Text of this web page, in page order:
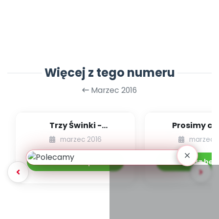
Więcej z tego numeru
Marzec 2016
Trzy Świnki -
opowiadanie
marzec 2016
Pobierz bezpłatnie
Prosimy
marzec
Pobierz